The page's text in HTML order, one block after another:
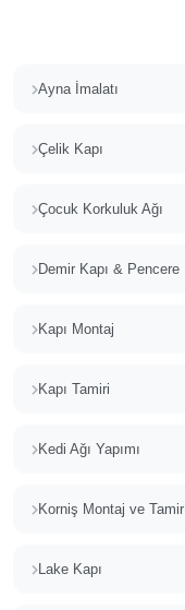
Ayna İmalatı
Çelik Kapı
Çocuk Korkuluk Ağı
Demir Kapı & Pencere
Kapı Montaj
Kapı Tamiri
Kedi Ağı Yapımı
Korniş Montaj ve Tamir
Lake Kapı